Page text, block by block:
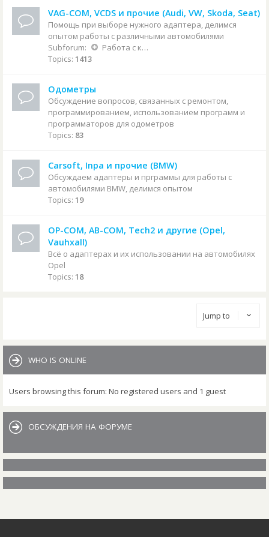
VAG-COM, VCDS и прочие (Audi, VW, Skoda, Seat)
Помощь при выборе нужного адаптера, делимся
опытом работы с различными автомобилями
Subforum:
Работа с конкретными автомобилями
Topics: 1413
Одометры
Обсуждение вопросов, связанных с ремонтом,
программированием, использованием программ и
программаторов для одометров
Topics: 83
Carsoft, Inpa и прочие (BMW)
Обсуждаем адаптеры и прграммы для работы с
автомобилями BMW, делимся опытом
Topics: 19
OP-COM, AB-COM, Tech2 и другие (Opel,
Vauhxall)
Всё о адаптерах и их использовании на автомобилях
Opel
Topics: 18
Jump to
WHO IS ONLINE
Users browsing this forum: No registered users and 1 guest
ОБСУЖДЕНИЯ НА ФОРУМЕ